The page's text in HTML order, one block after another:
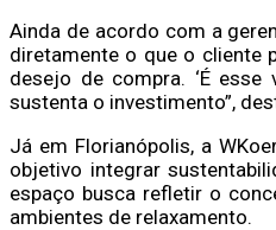
Ainda de acordo com a
diretamente o que o cliente
desejo de compra. ‘É
sustenta o investimento”,
Já em Florianópolis, a
objetivo integrar
espaço busca refletir o
ambientes de relaxamento.